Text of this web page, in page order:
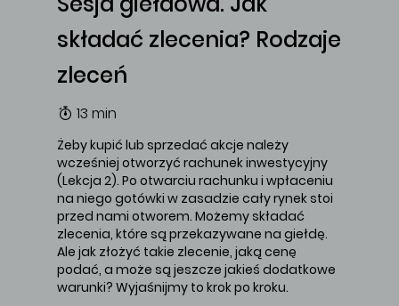
składać zlecenia? Rodzaje
zleceń
13 min
Żeby kupić lub sprzedać akcje należy
wcześniej otworzyć rachunek inwestycyjny
(Lekcja 2). Po otwarciu rachunku i wpłaceniu
na niego gotówki w zasadzie cały rynek stoi
przed nami otworem. Możemy składać
zlecenia, które są przekazywane na giełdę.
Ale jak złożyć takie zlecenie, jaką cenę
podać, a może są jeszcze jakieś dodatkowe
warunki? Wyjaśnijmy to krok po kroku.